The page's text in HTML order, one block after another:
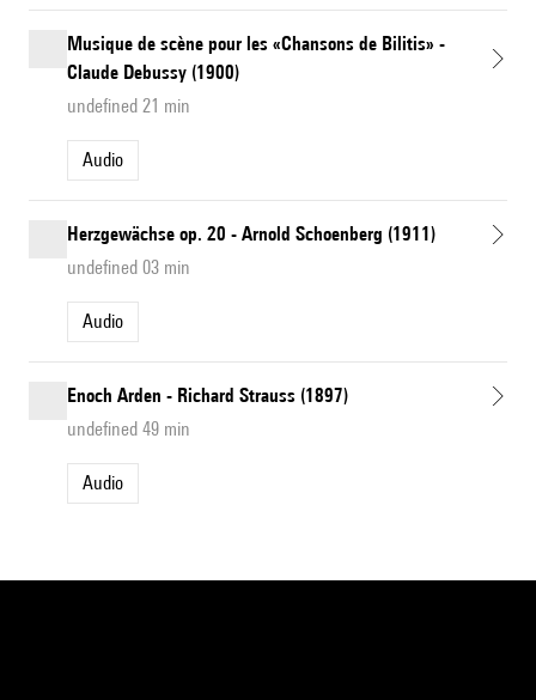
Musique de scène pour les «Chansons de Bilitis» -
Claude Debussy (1900)
undefined 21 min
Audio
Herzgewächse op. 20 - Arnold Schoenberg (1911)
undefined 03 min
Audio
Enoch Arden - Richard Strauss (1897)
undefined 49 min
Audio